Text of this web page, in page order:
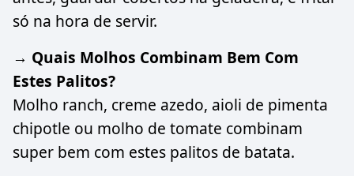
só na hora de servir.
→ Quais Molhos Combinam Bem Com
Estes Palitos?
Molho ranch, creme azedo, aioli de pimenta
chipotle ou molho de tomate combinam
super bem com estes palitos de batata.